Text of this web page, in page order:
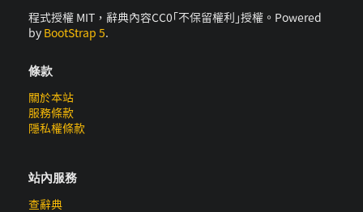
程式授權 MIT，辭典內容CC0｢不保留權利｣授權。Powered
by BootStrap 5.
條款
關於本站
服務條款
隱私權條款
站內服務
查辭典